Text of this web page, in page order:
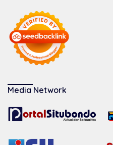
Media Network